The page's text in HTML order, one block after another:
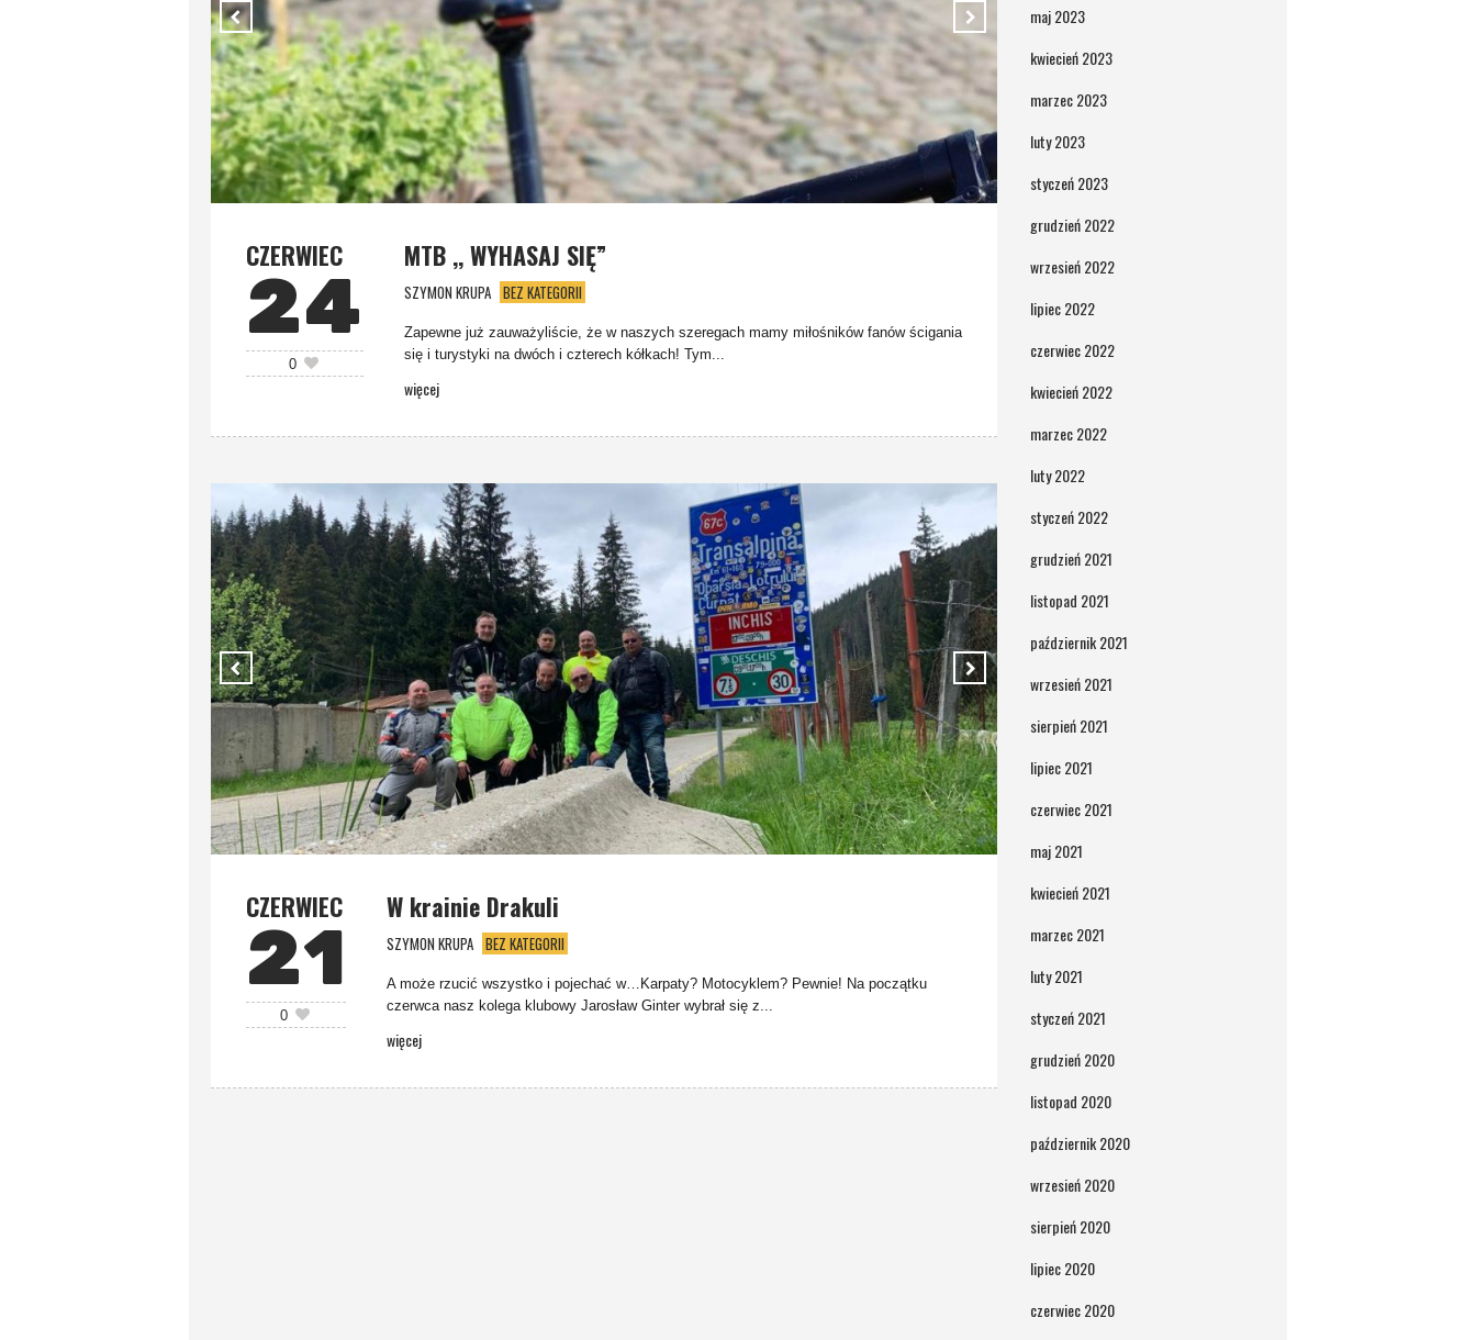
CZERWIEC
24
0
MTB ,, WYHASAJ SIĘ”
SZYMON KRUPA BEZ KATEGORII
Zapewne już zauważyliście, że w naszych szeregach mamy miłośników fanów ścigania
się i turystyki na dwóch i czterech kółkach! Tym...
więcej
CZERWIEC
21
0
W krainie Drakuli
SZYMON KRUPA BEZ KATEGORII
A może rzucić wszystko i pojechać w…Karpaty? Motocyklem? Pewnie! Na początku
czerwca nasz kolega klubowy Jarosław Ginter wybrał się z...
więcej
maj 2023
kwiecień 2023
marzec 2023
luty 2023
styczeń 2023
grudzień 2022
wrzesień 2022
lipiec 2022
czerwiec 2022
kwiecień 2022
marzec 2022
luty 2022
styczeń 2022
grudzień 2021
listopad 2021
październik 2021
wrzesień 2021
sierpień 2021
lipiec 2021
czerwiec 2021
maj 2021
kwiecień 2021
marzec 2021
luty 2021
styczeń 2021
grudzień 2020
listopad 2020
październik 2020
wrzesień 2020
sierpień 2020
lipiec 2020
czerwiec 2020